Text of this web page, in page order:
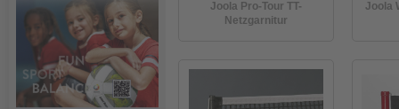
Joola Pro-Tour TT-
Netzgarnitur
Joola